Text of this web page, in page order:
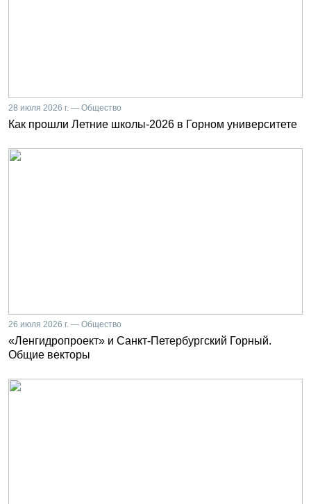
28 июля 2026 г. — Общество
Как прошли Летние школы-2026 в Горном университете
26 июля 2026 г. — Общество
«Ленгидропроект» и Санкт-Петербургский Горный.
Общие векторы